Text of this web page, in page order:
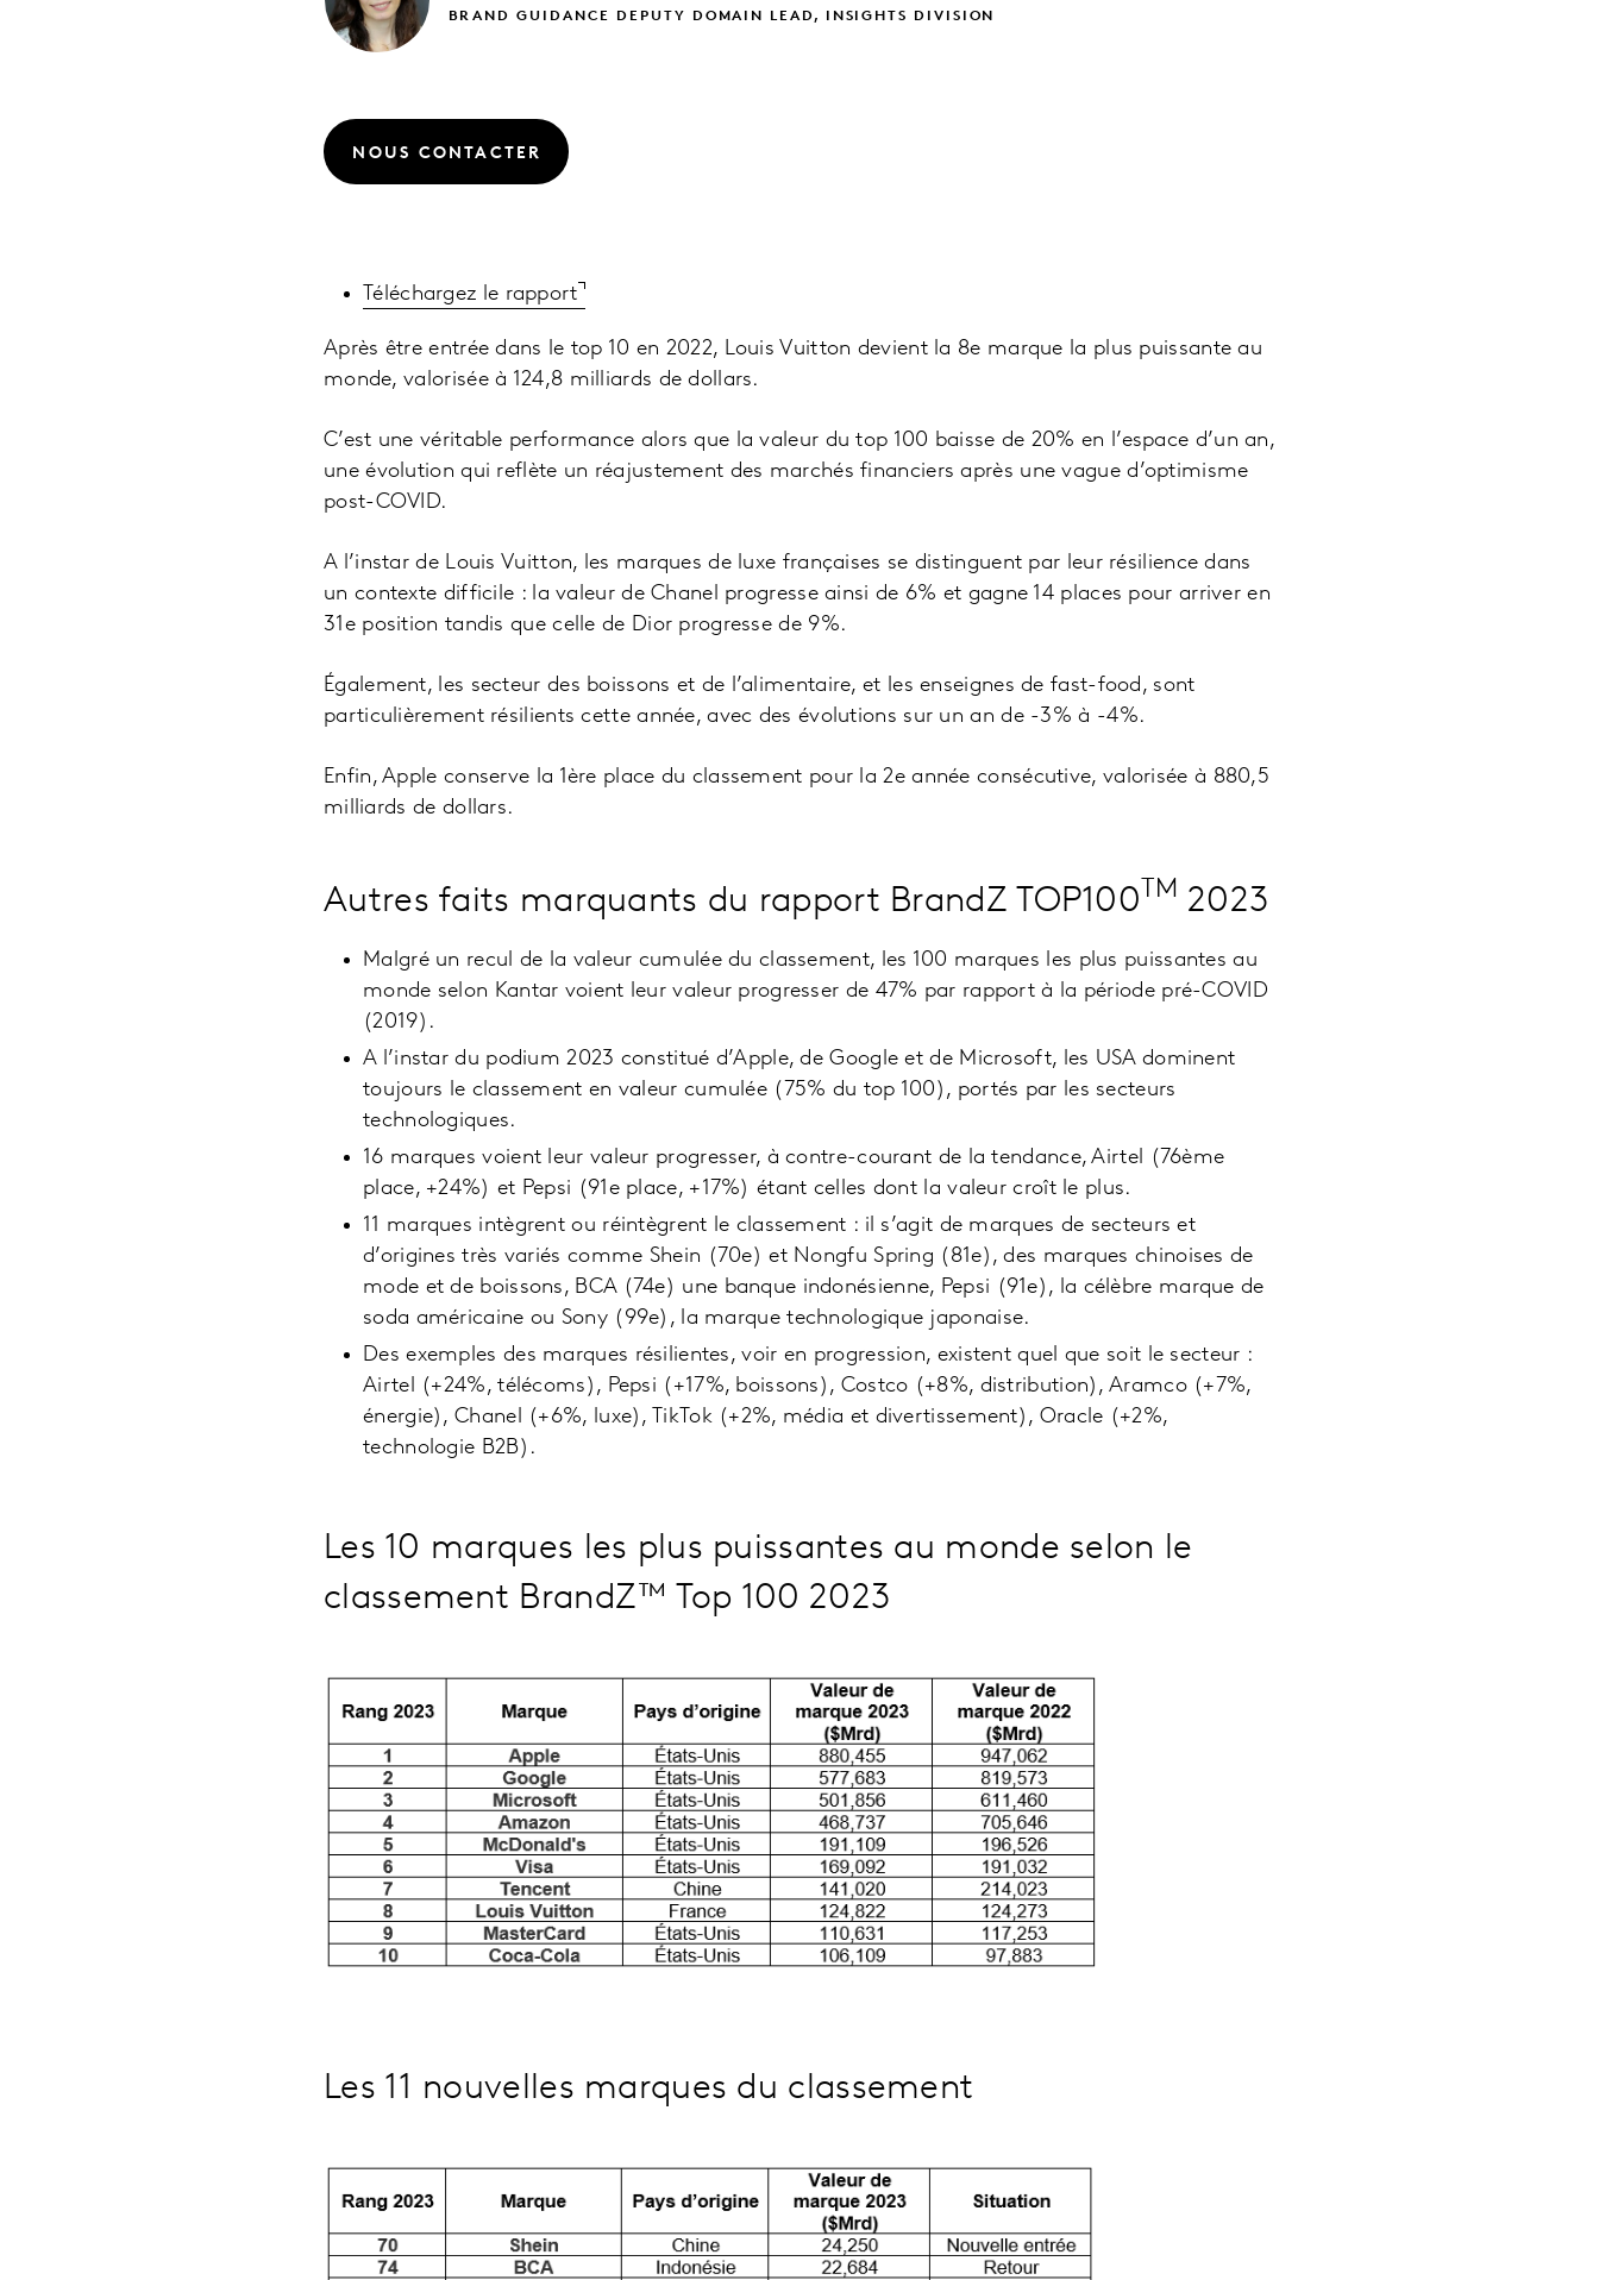
BRAND GUIDANCE DEPUTY DOMAIN LEAD, INSIGHTS DIVISION
NOUS CONTACTER
Téléchargez le rapport
Après être entrée dans le top 10 en 2022, Louis Vuitton devient la 8e marque la plus puissante au
monde, valorisée à 124,8 milliards de dollars.
C’est une véritable performance alors que la valeur du top 100 baisse de 20% en l’espace d’un an,
une évolution qui reflète un réajustement des marchés financiers après une vague d’optimisme
post-COVID.
A l’instar de Louis Vuitton, les marques de luxe françaises se distinguent par leur résilience dans
un contexte difficile : la valeur de Chanel progresse ainsi de 6% et gagne 14 places pour arriver en
31e position tandis que celle de Dior progresse de 9%.
Également, les secteur des boissons et de l’alimentaire, et les enseignes de fast-food, sont
particulièrement résilients cette année, avec des évolutions sur un an de -3% à -4%.
Enfin, Apple conserve la 1ère place du classement pour la 2e année consécutive, valorisée à 880,5
milliards de dollars.
Autres faits marquants du rapport BrandZ TOP100 TM 2023
Malgré un recul de la valeur cumulée du classement, les 100 marques les plus puissantes au
monde selon Kantar voient leur valeur progresser de 47% par rapport à la période pré-COVID
(2019).
A l’instar du podium 2023 constitué d’Apple, de Google et de Microsoft, les USA dominent
toujours le classement en valeur cumulée (75% du top 100), portés par les secteurs
technologiques.
16 marques voient leur valeur progresser, à contre-courant de la tendance, Airtel (76ème
place, +24%) et Pepsi (91e place, +17%) étant celles dont la valeur croît le plus.
11 marques intègrent ou réintègrent le classement : il s’agit de marques de secteurs et
d’origines très variés comme Shein (70e) et Nongfu Spring (81e), des marques chinoises de
mode et de boissons, BCA (74e) une banque indonésienne, Pepsi (91e), la célèbre marque de
soda américaine ou Sony (99e), la marque technologique japonaise.
Des exemples des marques résilientes, voir en progression, existent quel que soit le secteur :
Airtel (+24%, télécoms), Pepsi (+17%, boissons), Costco (+8%, distribution), Aramco (+7%,
énergie), Chanel (+6%, luxe), TikTok (+2%, média et divertissement), Oracle (+2%,
technologie B2B).
Les 10 marques les plus puissantes au monde selon le
classement BrandZ™ Top 100 2023
Les 11 nouvelles marques du classement